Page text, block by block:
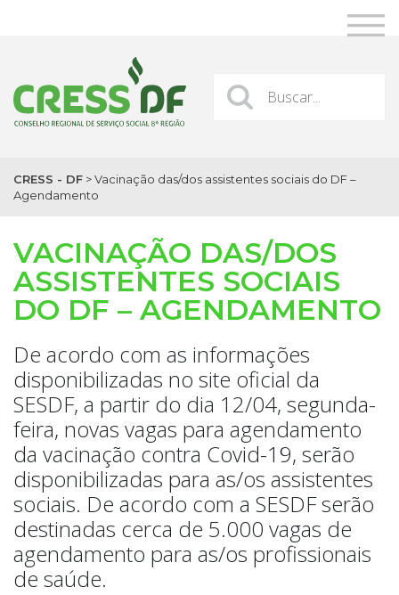
CRESS - DF >Vacinação das/dos assistentes sociais do DF –
Agendamento
VACINAÇÃO DAS/DOS
ASSISTENTES SOCIAIS
DO DF – AGENDAMENTO
De acordo com as informações
disponibilizadas no site oficial da
SESDF, a partir do dia 12/04, segunda-
feira, novas vagas para agendamento
da vacinação contra Covid-19, serão
disponibilizadas para as/os assistentes
sociais. De acordo com a SESDF serão
destinadas cerca de 5.000 vagas de
agendamento para as/os profissionais
de saúde.